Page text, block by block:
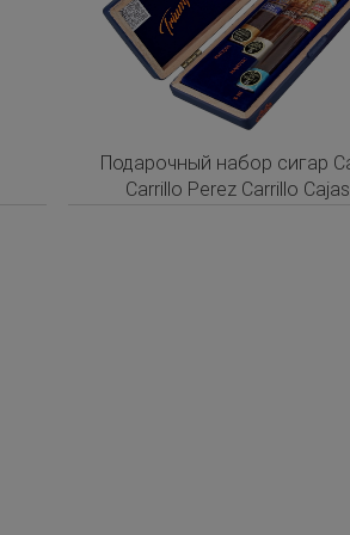
Подарочный набор сигар
Carrillo Perez Carrillo Cajas